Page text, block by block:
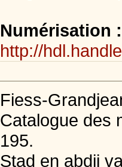
Numérisation
http://
Fiess-
Catalogue des
195.
Stad en abdij